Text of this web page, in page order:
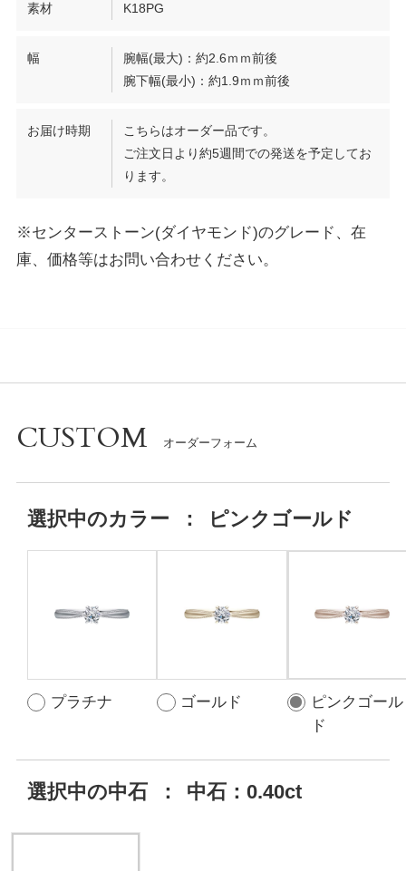
素材 K18PG
幅
腕幅(最大)：約2.6ｍｍ前後
腕下幅(最小)：約1.9ｍｍ前後
お届け時期
こちらはオーダー品です。
ご注文日より約5週間での発送を予定してお
ります。
※センターストーン(ダイヤモンド)のグレード、在
庫、価格等はお問い合わせください。
CUSTOM
選択中のカラー ： ピンクゴールド
プラチナ ゴールド
ピンクゴール
ド
選択中の中石 ： 中石：0.40ct